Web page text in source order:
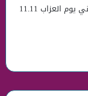
لا تفوت الفرصة وسارع فى التسوق من عروض دكني يوم العزاب 11.11